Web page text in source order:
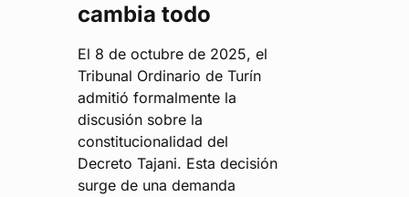
cambia todo
El 8 de octubre de 2025, el
Tribunal Ordinario de Turín
admitió formalmente la
discusión sobre la
constitucionalidad del
Decreto Tajani. Esta decisión
surge de una demanda